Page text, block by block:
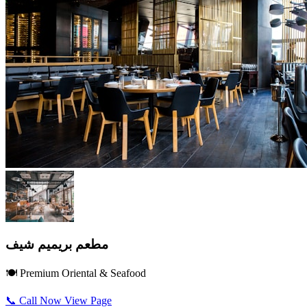
مطعم بريميم شيف
🍽️ Premium Oriental & Seafood
📞 Call Now View Page